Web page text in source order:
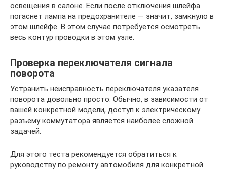
освещения в салоне. Если после отключения шлейфа
погаснет лампа на предохранителе — значит, замкнуло в
этом шлейфе. В этом случае потребуется осмотреть
весь контур проводки в этом узле.
Проверка переключателя сигнала
поворота
Устранить неисправность переключателя указателя
поворота довольно просто. Обычно, в зависимости от
вашей конкретной модели, доступ к электрическому
разъему коммутатора является наиболее сложной
задачей.
Для этого теста рекомендуется обратиться к
руководству по ремонту автомобиля для конкретной